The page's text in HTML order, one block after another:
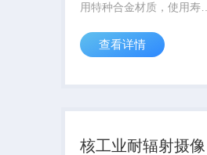
用特种合金材质，使用寿命
子模拟器官网获取...
查看详情
核工业耐辐射摄像